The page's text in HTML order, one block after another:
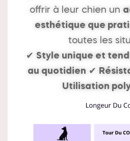
offrir à leur chien un
esthétique que
toutes les
✔ Style unique et
au quotidien ✔
Utilisation